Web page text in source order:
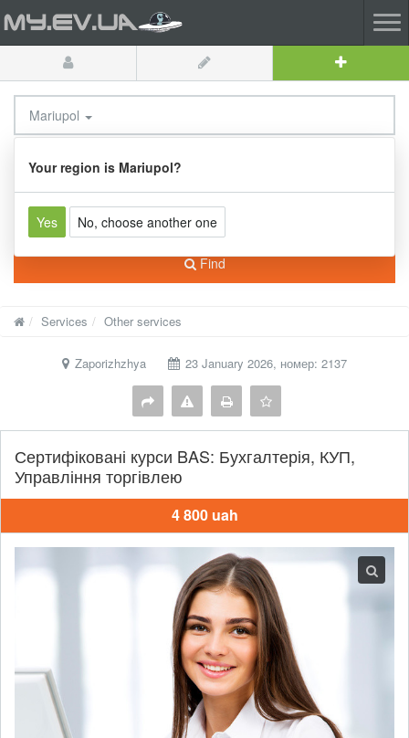
Mariupol
Your region is Mariupol?
Yes No, choose another one
All categories
Find
Services Other services
Zaporizhzhya 23 January 2026, номер: 2137
Сертифіковані курси BAS: Бухгалтерія, КУП,
Управління торгівлею
4 800 uah